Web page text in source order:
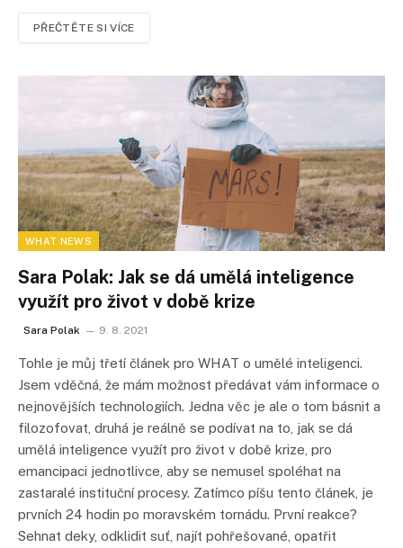
PŘEČTĚTE SI VÍCE
WHAT NEWS
Sara Polak: Jak se dá umělá inteligence
využít pro život v době krize
Sara Polak 9. 8. 2021
Tohle je můj třetí článek pro WHAT o umělé inteligenci.
Jsem vděčná, že mám možnost předávat vám informace o
nejnovějších technologiích. Jedna věc je ale o tom básnit a
filozofovat, druhá je reálně se podívat na to, jak se dá
umělá inteligence využít pro život v době krize, pro
emancipaci jednotlivce, aby se nemusel spoléhat na
zastaralé instituční procesy. Zatímco píšu tento článek, je
prvních 24 hodin po moravském tornádu. První reakce?
Sehnat deky, odklidit suť, najít pohřešované, opatřit